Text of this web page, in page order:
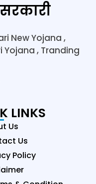
New Yojana ,
Yojana , Tranding
LINKS
Us
Us
Policy